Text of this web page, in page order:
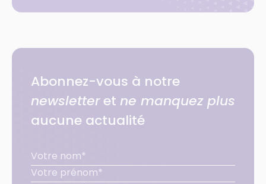
Abonnez-vous à notre
newsletteret ne manquez plus
aucune actualité